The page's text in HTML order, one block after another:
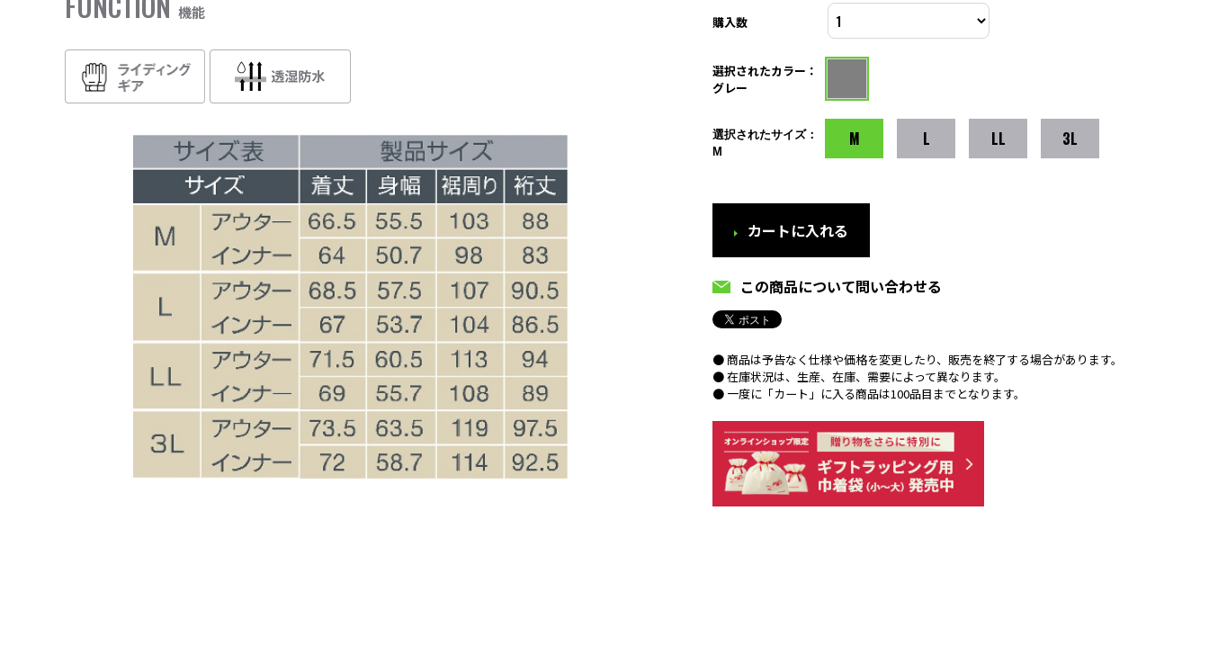
機能
購入数
選択されたカラー：
グレー
選択されたサイズ：
M
M L LL 3L
カートに入れる
この商品について問い合わせる
● 商品は予告なく仕様や価格を変更したり、販売を終了する場合があります。
● 在庫状況は、生産、在庫、需要によって異なります。
● 一度に「カート」に入る商品は100品目までとなります。